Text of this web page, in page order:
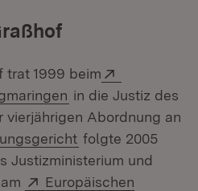
trat 1999 beim
(Öffnet in neuem
in die Justiz des
vierjährigen Abordnung an
(Öffnet in neuem
folgte 2005
Justizministerium und
Extern:
Europäischen